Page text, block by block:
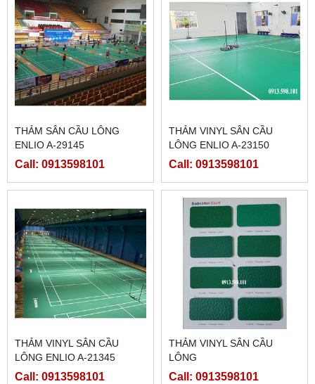
THẢM SÂN CẦU LÔNG
ENLIO A-29145
Call: 0913598101
THẢM VINYL SÂN CẦU
LÔNG ENLIO A-23150
Call: 0913598101
THẢM VINYL SÂN CẦU
LÔNG ENLIO A-21345
Call: 0913598101
THẢM VINYL SÂN CẦU
LÔNG
Call: 0913598101